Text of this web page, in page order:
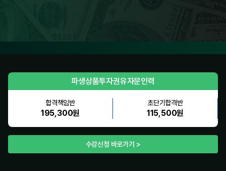
파생상품투자권유자문인력
합격책임반
195,300원
초단기합격반
115,500원
수강신청 바로가기 >